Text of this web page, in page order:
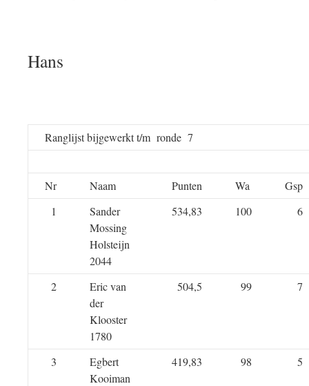
Hans
Ranglijst bijgewerkt t/m ronde 7
Nr Naam Punten Wa
Gsp
1
Sander
Mossing
Holsteijn
2044
534,83 100 6
2
Eric van
der
Klooster
1780
504,5 99 7
3
Egbert
Kooiman
419,83 98 5